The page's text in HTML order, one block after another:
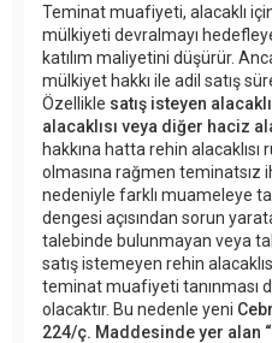
Teminat muafiyeti, alacaklı
mülkiyeti devralmayı
katılım maliyetini düşürür.
mülkiyet hakkı ile adil satış
Özellikle satış isteyen
alacaklısı veya diğer haciz
hakkına hatta rehin alacaklısı
olmasına rağmen teminatsız
nedeniyle farklı muameleye
dengesi açısından sorun
talebinde bulunmayan veya
satış istemeyen rehin
teminat muafiyeti tanınması
olacaktır. Bu nedenle yeni
224/ç. Maddesinde yer alan